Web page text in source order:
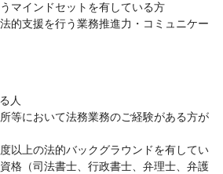
マインドセットを有している方
的支援を行う業務推進力・コミュニケー
人
等において法務業務のご経験がある方が
以上の法的バックグラウンドを有してい
格（司法書士、行政書士、弁理士、弁護